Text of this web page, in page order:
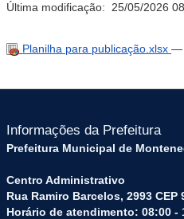
Última modificação: 25/05/2026
Planilha para publicação.xlsx —
Informações da Prefeitura
Prefeitura Municipal de
Centro Administrativo
Rua Ramiro Barcelos, 2993 CEP
Horário de atendimento: 08:00 -